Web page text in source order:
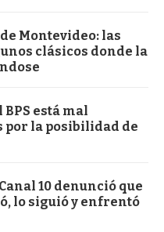
Montevideo: las
clásicos donde la
está mal
por la posibilidad de
10 denunció que
lo siguió y enfrentó